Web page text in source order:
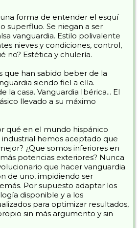
forma de entender el esquí
superfluo. Se niegan a ser
vanguardia. Estilo polivalente
nieves y condiciones, control,
no? Estética y chulería.
que han sabido beber de la
siendo fiel a ella.
la casa. Vanguardia Ibérica... El
llevado a su máximo
qué en el mundo hispánico
hemos aceptado que
¿Que somos inferiores en
potencias exteriores? Nunca
que hacer vanguardia
de uno, impidiendo ser
Por supuesto adaptar los
disponible y a los
para optimizar resultados,
sin más argumento y sin